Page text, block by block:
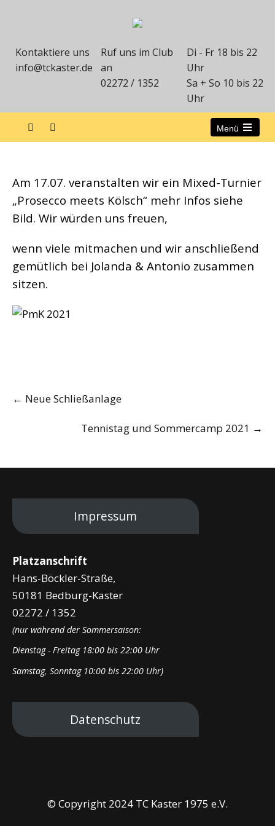
Kontaktiere uns
info@tckaster.de
Ruf uns im Club
an
02272 / 1352
Di - Fr 18 bis 22
Uhr
Sa + So 10 bis 22
Uhr
Menü
Am 17.07. veranstalten wir ein Mixed-Turnier
„Prosecco meets Kölsch“ mehr Infos siehe
Bild. Wir würden uns freuen,
wenn viele mitmachen und wir anschließend
gemütlich bei Jolanda & Antonio zusammen
sitzen.
Post
navigation
← Neue Schließanlage
Tennistag und Sommercamp 2021 →
Impressum
Platzanschrift
Hans-Böckler-Straße,
50181 Bedburg-Kaster
02272 / 1352
(nur während der Sommersaison:
Dienstag - Freitag 18:00 bis 22:00 Uhr
Samstag, Sonntag 10:00 bis 22:00 Uhr)
Datenschutz
© Copyright 2024 TC Kaster 1975 e.V.